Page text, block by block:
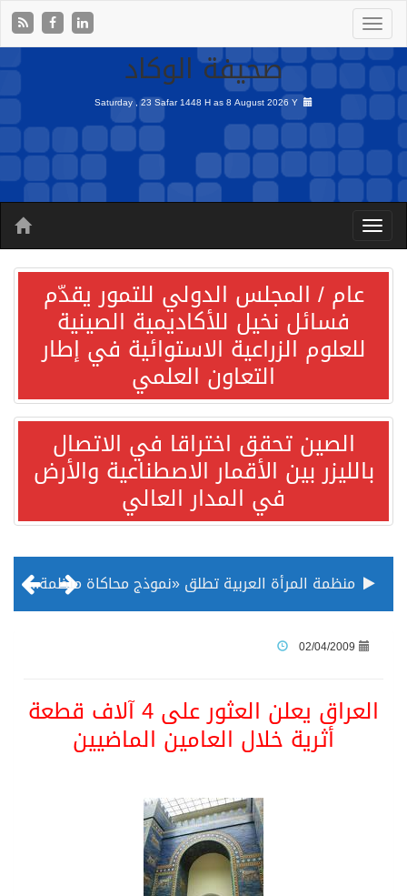
صحيفة الوكاد
Saturday , 23 Safar 1448 H as8 August 2026 Y
عام / المجلس الدولي للتمور يقدّم
فسائل نخيل للأكاديمية الصينية
للعلوم الزراعية الاستوائية في إطار
التعاون العلمي
الصين تحقق اختراقا في الاتصال
بالليزر بين الأقمار الاصطناعية والأرض
في المدار العالي
منظمة المرأة العربية تطلق «نموذج محاكاة منظمة المرأة العربية للشباب» بمشاركة 10 دول عربية..غدًا
02/04/2009
العراق يعلن العثور على 4 آلاف قطعة
أثرية خلال العامين الماضيين